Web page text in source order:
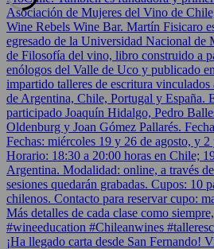
¡Ha llegado carta desde San Fernando!